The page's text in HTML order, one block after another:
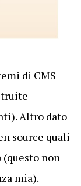
di CMS
Altro dato
source quali
(questo non
mia).